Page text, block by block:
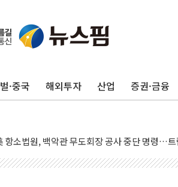
·중국 해외투자 산업 증권·금융
합] 이슬람 수니파 3국, '공동방위협정' 체결…
럼프, 백신·자폐증 행정명령 검토…"이르면 다
란의 핵심 원유 수출항 '하르그섬', 최근 1주일
고용 쇼크에 엔화 장중 급등…시장은 "또 개입